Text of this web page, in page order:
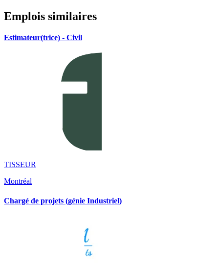
Emplois similaires
Estimateur(trice) - Civil
TISSEUR
Montréal
Chargé de projets (génie Industriel)